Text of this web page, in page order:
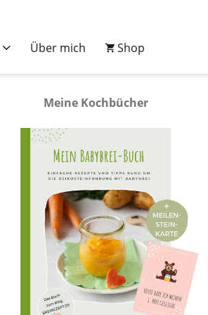
Über mich Shop
Meine Kochbücher